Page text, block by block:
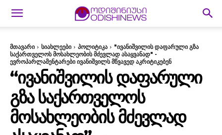
მთავარი სიახლეები პოლიტიკა
"ივანიშვილის დაფარული გზა
საქართველოს მოსახლეობის მძევლად ასაყვანად" -
ევროპარლამენტარები ივანიშვილს მწვავედ აკრიტიკებენ
“ᲘᲕᲐᲜᲘᲨᲕᲘᲚᲘᲡ ᲓᲐᲤᲐᲠᲣᲚᲘ
ᲒᲖᲐ ᲡᲐᲥᲐᲠᲗᲕᲔᲚᲝᲡ
ᲛᲝᲡᲐᲮᲚᲔᲝᲑᲘᲡ ᲛᲫᲔᲕᲚᲐᲓ